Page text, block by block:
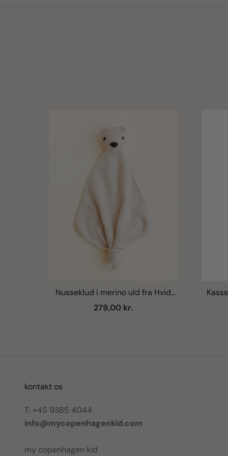
Nusseklud i merino uld fra Hvid
Knitware - Teddy Tokki, Cream
Salgspris
279,00 kr.
kontakt os
T: +45 9385 4044
info@mycopenhagenkid.com
my copenhagen kid